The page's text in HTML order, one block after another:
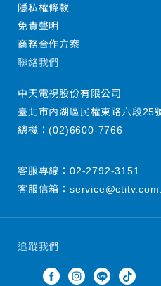
追蹤我們
隱私權條款
免責聲明
商務合作方案
聯絡我們
中天電視股份有限公司
臺北市內湖區民權東路六段25
總機：(02)6600-7766
客服專線： 02-2792-3151
客服信箱：